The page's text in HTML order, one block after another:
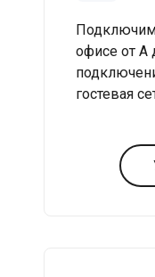
офисе от А
гостевая